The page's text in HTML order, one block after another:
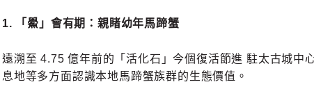
1. 「鱟」會有期：親睹幼年馬蹄蟹
遠溯至 4.75 億年前的「活化石」今個復活節進 駐太古城中
息地等多方面認識本地馬蹄蟹族群的生態價值。